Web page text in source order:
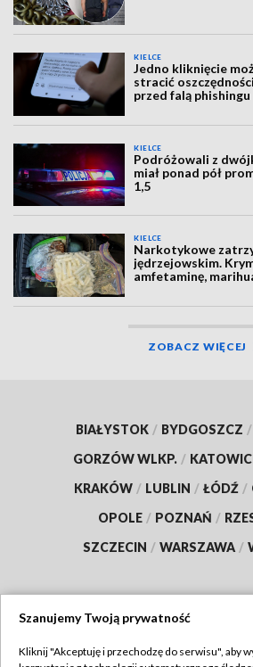
KIELCE
Jedno kliknięcie
stracić
przed falą phishingu
KIELCE
Podróżowali z
miał ponad pół
1,5
KIELCE
Narkotykowe
jędrzejowskim.
amfetaminę,
ZOBACZ WIĘCEJ
BIAŁYSTOK / BYDGOSZCZ /
GORZÓW WLKP. /
KRAKÓW / LUBLIN / ŁÓDŹ /
OPOLE / POZNAŃ /
SZCZECIN / WARSZAWA /
Szanujemy Twoją prywatność
Kliknij "Akceptuję i przechodzę do serwisu", aby